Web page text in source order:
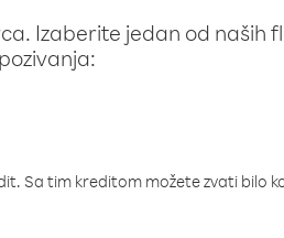
Izaberite jedan od naših
pozivanja:
Sa tim kreditom možete zvati bilo